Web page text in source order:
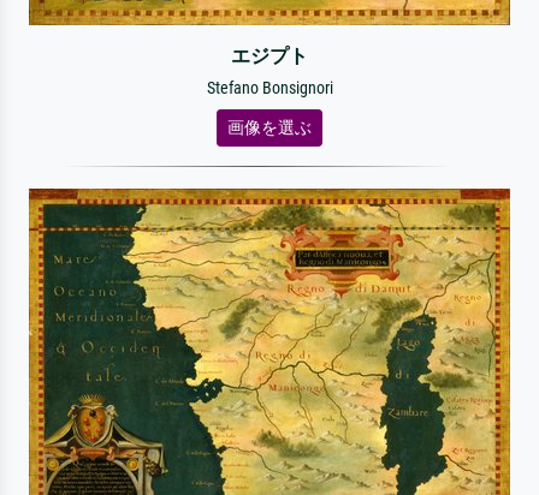
エジプト
Stefano Bonsignori
画像を選ぶ